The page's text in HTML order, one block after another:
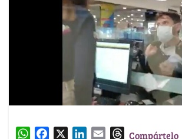
W
TCompártelo